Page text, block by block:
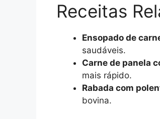
Receitas
Ensopado de
saudáveis.
Carne de panela
mais rápido.
Rabada com
bovina.